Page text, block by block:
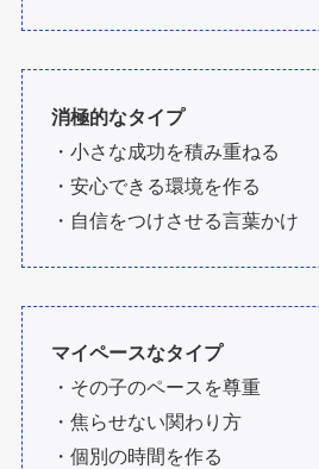
消極的なタイプ
・小さな成功を積み重ねる
・安心できる環境を作る
・自信をつけさせる言葉かけ
マイペースなタイプ
・その子のペースを尊重
・焦らせない関わり方
・個別の時間を作る